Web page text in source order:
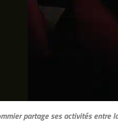
partage ses activités entre